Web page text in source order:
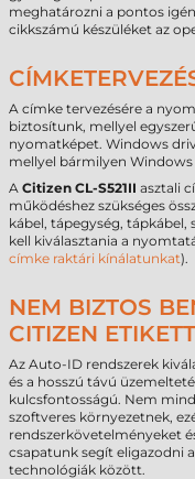
meghatározni a pontos
cikkszámú készüléket az
A címke tervezésére a
biztosítunk, mellyel
nyomatképet. Windows
mellyel bármilyen
A Citizen CL-S521II asztali
működéshez szükséges
kábel, tápegység, tápkábel,
kell kiválasztania a
címke raktári kínálatunkat).
NEM BIZTOS
CITIZEN
Az Auto-ID rendszerek
és a hosszú távú
kulcsfontosságú. Nem
szoftveres környezetnek,
rendszerkövetelményeket
csapatunk segít eligazodni
technológiák között.